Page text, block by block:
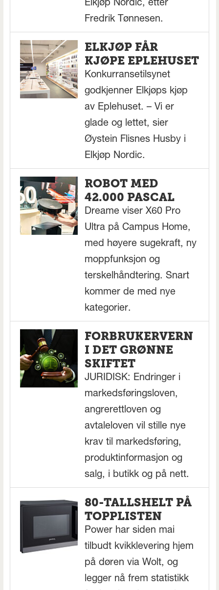
Elkjøp Nordic, etter
Fredrik Tønnesen.
ELKJØP FÅR
KJØPE EPLEHUSET
Konkurransetilsynet
godkjenner Elkjøps kjøp
av Eplehuset. – Vi er
glade og lettet, sier
Øystein Flisnes Husby i
Elkjøp Nordic.
ROBOT MED
42.000 PASCAL
Dreame viser X60 Pro
Ultra på Campus Home,
med høyere sugekraft, ny
moppfunksjon og
terskelhåndtering. Snart
kommer de med nye
kategorier.
FORBRUKERVERN
I DET GRØNNE
SKIFTET
JURIDISK: Endringer i
markedsføringsloven,
angrerettloven og
avtaleloven vil stille nye
krav til markedsføring,
produktinformasjon og
salg, i butikk og på nett.
80-TALLSHELT PÅ
TOPPLISTEN
Power har siden mai
tilbudt kvikklevering hjem
på døren via Wolt, og
legger nå frem statistikk